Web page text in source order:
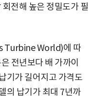
전해 높은 정밀도가 필
Turbine World)에 따
전년보다 배 가까이
기가 길어지고 가격도
의 납기가 최대 7년까